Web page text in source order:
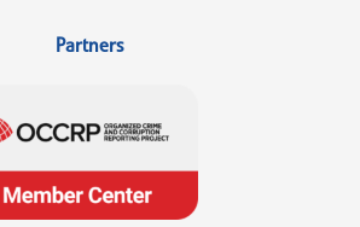
Partners